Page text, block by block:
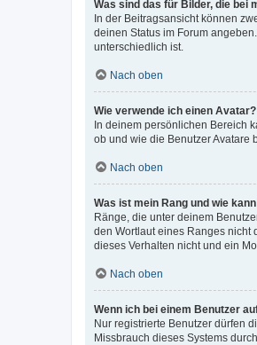
Was sind das für Bilder, die bei
In der Beitragsansicht können
deinen Status im Forum
unterschiedlich ist.
Nach oben
Wie verwende ich einen Avatar?
In deinem persönlichen Bereich
ob und wie die Benutzer Avatare
Nach oben
Was ist mein Rang und wie
Ränge, die unter deinem
den Wortlaut eines Ranges nicht
dieses Verhalten nicht und ein
Nach oben
Wenn ich bei einem Benutzer
Nur registrierte Benutzer dürfen
Missbrauch dieses Systems